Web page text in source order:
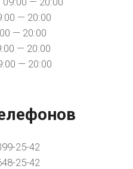
— 20:00
— 20:00
— 20:00
— 20:00
25-42
25-42